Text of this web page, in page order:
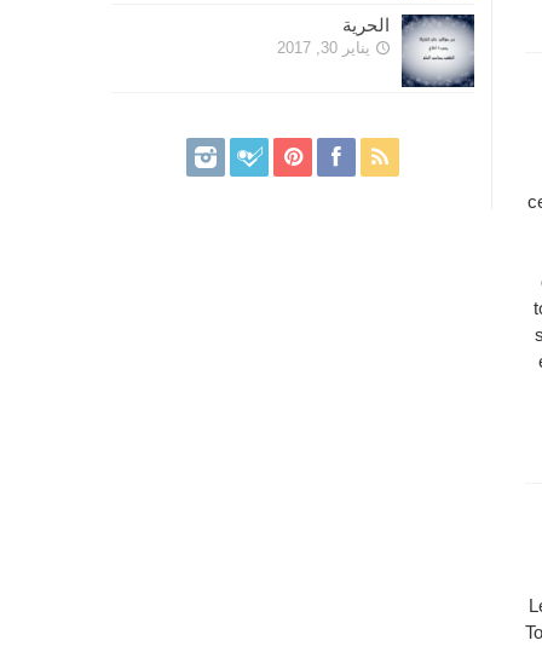
الحرية
يناير 30, 2017